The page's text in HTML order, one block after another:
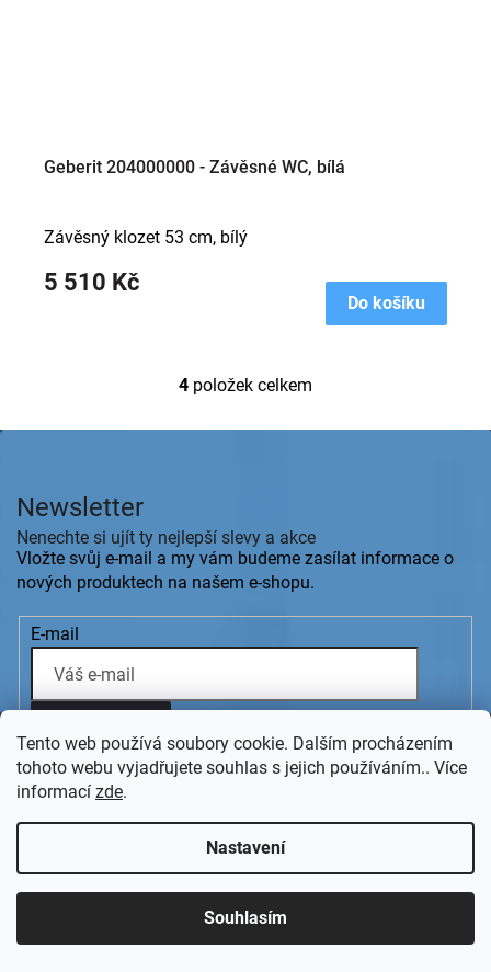
Tento web používá soubory cookie. Dalším procházením
tohoto webu vyjadřujete souhlas s jejich používáním.. Více
informací zde.
Nastavení
Souhlasím
Geberit 204000000 - Závěsné WC, bílá
5 510 Kč
Do košíku
Závěsný klozet 53 cm, bílý
O
l
í
p
r
k
y
p
s
u
4 položek celkem
Z
Kontakt
koupelny-sen.cz
777 699 007
Po-Čt:8-17,Pá:8-16
koupelny.sen.cz
Newsletter
Nenechte si ujít ty nejlepší slevy a akce
Vložte svůj e-mail a my vám budeme zasílat informace o
nových produktech na našem e-shopu.
E-mail